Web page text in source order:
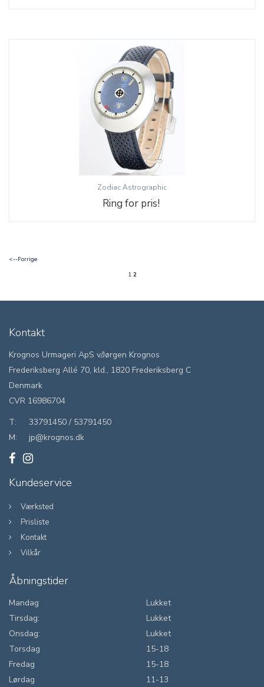
Zodiac Astrographic
Ring for pris!
<--Forrige
1 2
Kontakt
Krognos Urmageri ApS v/Jørgen Krognos
Frederiksberg Allé 70, kld., 1820 Frederiksberg C
Denmark
CVR 16986704
T:
33791450 / 53791450
M:
jp@krognos.dk
Kundeservice
Værksted
Prisliste
Kontakt
Vilkår
Åbningstider
Mandag
Lukket
Tirsdag:
Lukket
Onsdag:
Lukket
Torsdag
15-18
Fredag
15-18
Lørdag
11-13